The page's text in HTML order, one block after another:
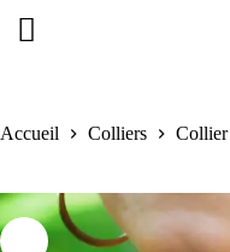
Accueil Colliers